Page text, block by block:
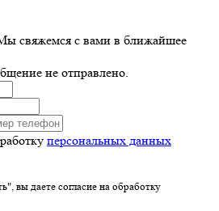
свяжемся с вами в ближайшее
не отправлено.
персональных данных
вы даете согласие на обработку